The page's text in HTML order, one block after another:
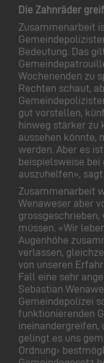
Die Zahnräder
Zusammenarbeit
Bedeutung. Das
Wochenenden zu
Rechten schaut,
gut vorstellen,
hinweg stärker zu
aussehen könnte,
werden. Aber es
beispielsweise bei
auszuhelfen»,
Zusammenarbeit
Wenaweser aber
müssen. «Wir
Augenhöhe
verlassen,
von unseren
Fall eine sehr
Sebastian
Gemeindepolizei
funktionierenden
ineinandergreifen,
gelingt es uns
Ordnung›